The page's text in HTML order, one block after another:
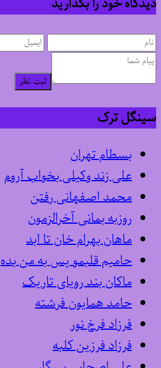
ثبت نظر
سینگل ترک
بسطام تهران
علی زند وکیلی بخواب آروم
محمد اصفهانی رفتن
روزبه بمانی آخرالزمون
ماهان بهرام خان تا ابد
حامیم قلبمو پس به من بده
ماکان بند رویای تاریک
حامد همایون فرشته
فرزاد فرخ نور
فرزاد فرزین کلبه